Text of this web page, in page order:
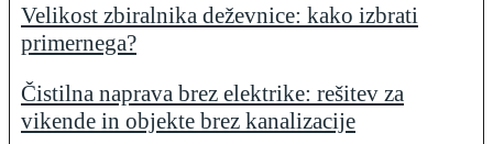
Velikost zbiralnika deževnice: kako izbrati
primernega?
Čistilna naprava brez elektrike: rešitev za
vikende in objekte brez kanalizacije